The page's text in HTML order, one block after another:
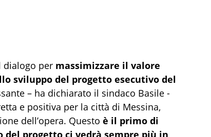
dialogo per massimizzare il valore
sviluppo del progetto esecutivo del
– ha dichiarato il sindaco Basile -
e positiva per la città di Messina,
dell’opera. Questo è il primo di
del progetto ci vedrà sempre più in